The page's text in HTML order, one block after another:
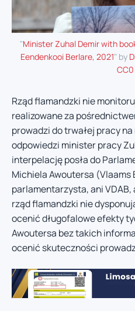
"Minister Zuhal Demir with
Eendenkooi Berlare, 2021" by
CC0
Rząd flamandzki nie
realizowane za
prowadzi do trwałej pracy
odpowiedzi minister pracy
interpelację posła do
Michiela Awoutersa (Vlaams
parlamentarzysta, ani VDAB,
rząd flamandzki nie
ocenić długofalowe efekty
Awoutersa bez takich
ocenić skuteczności